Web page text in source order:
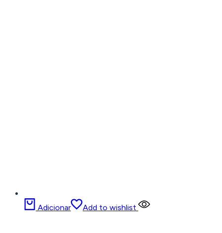
Adicionar Add to wishlist